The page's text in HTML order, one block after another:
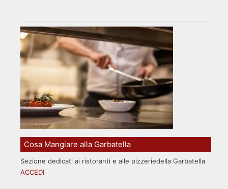
Cosa Mangiare alla Garbatella
Sezione dedicati ai ristoranti e alle pizzeriedella Garbatella
ACCEDI